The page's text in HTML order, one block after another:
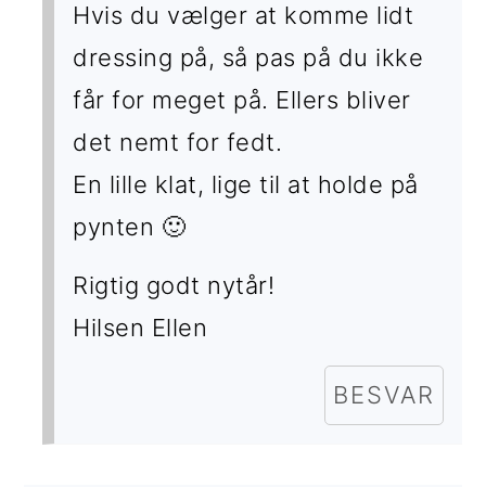
Hvis du vælger at komme lidt
dressing på, så pas på du ikke
får for meget på. Ellers bliver
det nemt for fedt.
En lille klat, lige til at holde på
pynten 🙂
Rigtig godt nytår!
Hilsen Ellen
BESVAR